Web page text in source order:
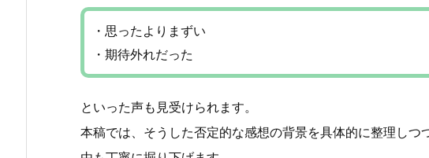
・思ったよりまずい
・期待外れだった
といった声も見受けられます。
本稿では、そうした否定的な感想の背景を具体的に整理しつ